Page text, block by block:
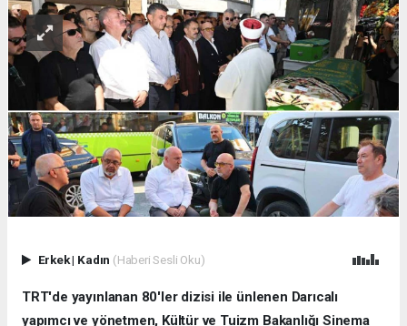
Erkek| Kadın (Haberi Sesli Oku)
TRT'de yayınlanan 80'ler dizisi ile ünlenen Darıcalı
yapımcı ve yönetmen, Kültür ve Tuizm Bakanlığı Sinema